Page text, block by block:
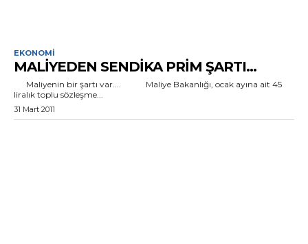
EKONOMI
MALIYEDEN SENDIKA PRIM ŞARTI…
liralık toplu sözleşme...
31 Mart 2011